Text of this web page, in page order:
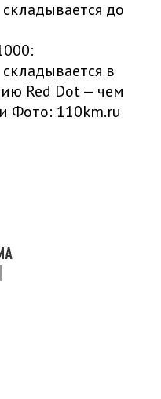
в
Red Dot — чем
Фото: 110km.ru